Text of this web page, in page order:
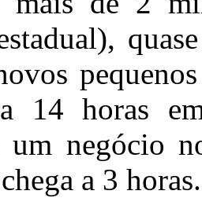
14 horas
um negócio
a 3 horas.